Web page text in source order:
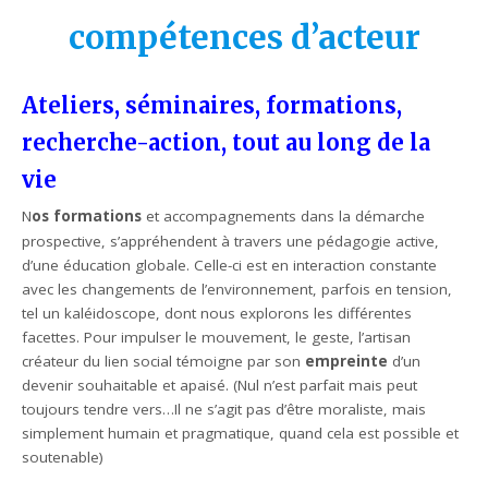
compétences d’acteur
Ateliers, séminaires, formations,
recherche-action, tout au long de la
vie
Nos formations et accompagnements dans la démarche
prospective, s’appréhendent à travers une pédagogie active,
d’une éducation globale. Celle-ci est en interaction constante
avec les changements de l’environnement, parfois en tension,
tel un kaléidoscope, dont nous explorons les différentes
facettes. Pour impulser le mouvement, le geste, l’artisan
créateur du lien social témoigne par son empreinte d’un
devenir souhaitable et apaisé. (Nul n’est parfait mais peut
toujours tendre vers…Il ne s’agit pas d’être moraliste, mais
simplement humain et pragmatique, quand cela est possible et
soutenable)